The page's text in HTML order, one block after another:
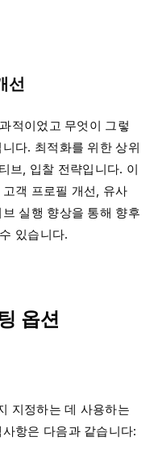
선
적이었고 무엇이 그렇
다. 최적화를 위한 상위
브, 입찰 전략입니다. 이
고객 프로필 개선, 유사
브 실행 향상을 통해 향후
있습니다.
옵션
지정하는 데 사용하는
항은 다음과 같습니다: